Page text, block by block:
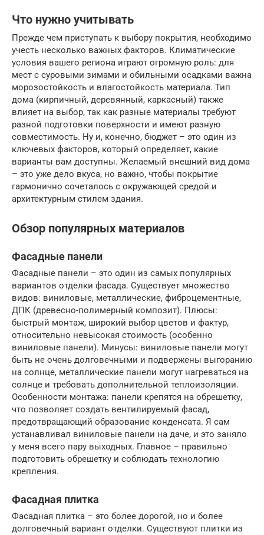
Что нужно учитывать
Прежде чем приступать к выбору покрытия, необходимо
учесть несколько важных факторов. Климатические
условия вашего региона играют огромную роль: для
мест с суровыми зимами и обильными осадками важна
морозостойкость и влагостойкость материала. Тип
дома (кирпичный, деревянный, каркасный) также
влияет на выбор, так как разные материалы требуют
разной подготовки поверхности и имеют разную
совместимость. Ну и, конечно, бюджет – это один из
ключевых факторов, который определяет, какие
варианты вам доступны. Желаемый внешний вид дома
– это уже дело вкуса, но важно, чтобы покрытие
гармонично сочеталось с окружающей средой и
архитектурным стилем здания.
Обзор популярных материалов
Фасадные панели
Фасадные панели – это один из самых популярных
вариантов отделки фасада. Существует множество
видов: виниловые, металлические, фиброцементные,
ДПК (древесно-полимерный композит). Плюсы:
быстрый монтаж, широкий выбор цветов и фактур,
относительно невысокая стоимость (особенно
виниловые панели). Минусы: виниловые панели могут
быть не очень долговечными и подвержены выгоранию
на солнце, металлические панели могут нагреваться на
солнце и требовать дополнительной теплоизоляции.
Особенности монтажа: панели крепятся на обрешетку,
что позволяет создать вентилируемый фасад,
предотвращающий образование конденсата. Я сам
устанавливал виниловые панели на даче, и это заняло
у меня всего пару выходных. Главное – правильно
подготовить обрешетку и соблюдать технологию
крепления.
Фасадная плитка
Фасадная плитка – это более дорогой, но и более
долговечный вариант отделки. Существуют плитки из